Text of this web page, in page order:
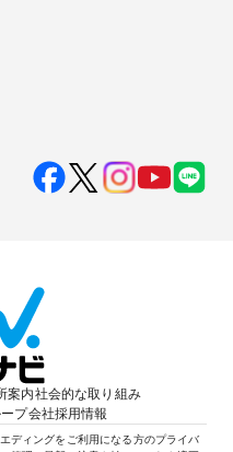
案内社会的な取り組み
プ会社採用情報
ディングをご利用になる方のプライバ